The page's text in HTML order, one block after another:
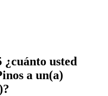
¿cuánto usted
a un(a)
?